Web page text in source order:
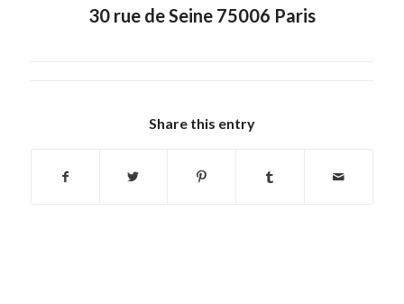
30 rue de Seine 75006 Paris
Share this entry